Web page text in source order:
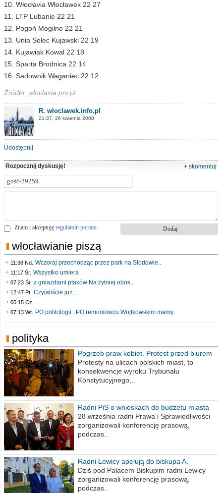
10. Włocłavia Włocławek 22 27
11. LTP Lubanie 22 21
12. Pogoń Mogilno 22 21
13. Unia Solec Kujawski 22 19
14. Kujawiak Kowal 22 18
15. Sparta Brodnica 22 14
16. Sadownik Waganiec 22 12
Źródło: wloclavia.prv.pl
R. wloclawek.info.pl
21:37, 26 kwietnia 2008
Udostępnij
Rozpocznij dyskusję! + skomentuj
Znam i akceptuję regulamin portalu
włocławianie piszą
11:38 Nd. Wczoraj przechodząc przez park na Słodowie..
11:17 Śr. Wszystko umiera
07:23 Śr. z gniazdami ptaków Na żytniej obok..
12:47 Pt. Czytaliście już :..
05:15 Cz. ..
07:13 Wt. PO politologii . PO remontowcu Wojtkowskim mamy..
polityka
Pogrzeb praw kobiet. Protest przed biurem
poselskim PiS
Protesty na ulicach polskich miast, to
konsekwencje wyroku Trybunału
Konstytucyjnego,..
Radni PiS o wnioskach do budżetu miasta
na 2021 rok
28 września radni Prawa i Sprawiedliwości
zorganizowali konferencję prasową,
podczas..
Radni Lewicy apelują do biskupa A.
Wiesława Meringa
Dziś pod Pałacem Biskupim radni Lewicy
zorganizowali konferencję prasową,
podczas..